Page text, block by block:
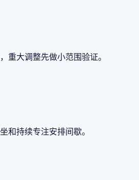
重大调整先做小范围验证。
和持续专注安排间歇。